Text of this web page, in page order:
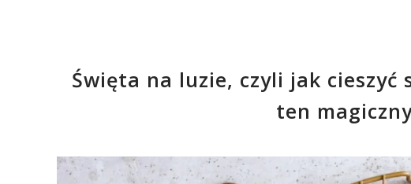
Święta na luzie, czyli jak
ten